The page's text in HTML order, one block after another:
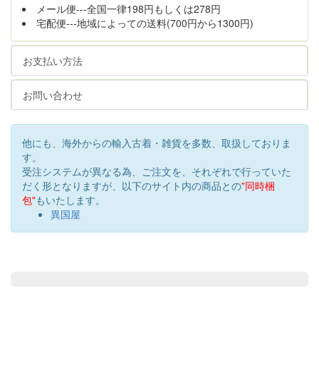
メール便---全国一律198円もしくは278円
宅配便---地域によっての送料(700円から1300円)
お支払い方法
お問い合わせ
他にも、海外からの輸入古着・雑貨を多数、取扱しておりま
す。
受注システムが異なる為、ご注文を、それぞれで行っていた
だく形となりますが、以下のサイト内の商品との"同時梱
包"もいたします。
異国屋